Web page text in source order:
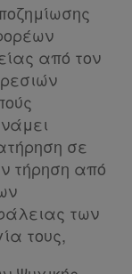
από τον
σε
τήρηση από
των
τους,